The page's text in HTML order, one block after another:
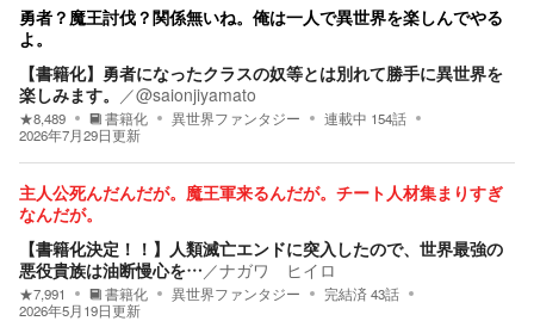
勇者？魔王討伐？関係無いね。俺は一人で異世界を楽しんでやる
よ。
【書籍化】勇者になったクラスの奴等とは別れて勝手に異世界を
楽しみます。 ／@saionjiyamato
★8,489 書籍化 異世界ファンタジー 連載中 154話
2026年7月29日更新
主人公死んだんだが。魔王軍来るんだが。チート人材集まりすぎ
なんだが。
【書籍化決定！！】人類滅亡エンドに突入したので、世界最強の
悪役貴族は油断慢心を… ／ナガワ ヒイロ
★7,991 書籍化 異世界ファンタジー 完結済 43話
2026年5月19日更新